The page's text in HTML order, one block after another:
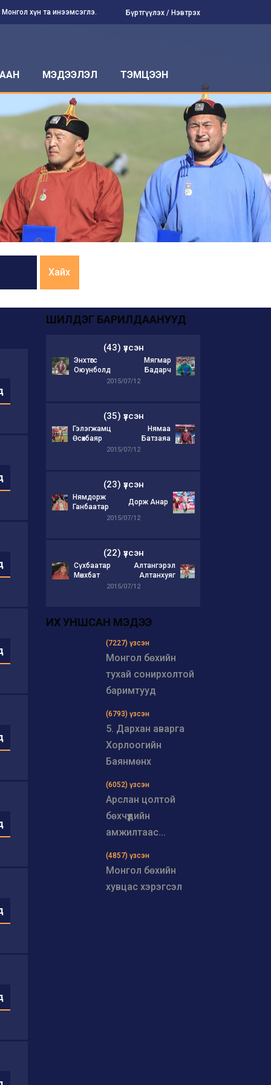
МЭДЭЭЛЭЛ ТЭМЦЭЭН
Монгол хүн та инээмсэглэ. Бүртгүүлэх Нэвтрэх
Хайх
ШИЛДЭГ БАРИЛДААНУУД
(43) үзсэн
Энхтөгс
Оюунболд
Мягмар
Бадарч
2015/07/12
(35) үзсэн
Гэлэгжамц
Өсөхбаяр
Нямаа
Батзаяа
2015/07/12
(23) үзсэн
Нямдорж
Ганбаатар
Дорж Анар
2015/07/12
(22) үзсэн
Сүхбаатар
Мөнхбат
Алтангэрэл
Алтанхуяг
2015/07/12
ИХ УНШСАН МЭДЭЭ
(7227) үзсэн
Монгол бөхийн
тухай сонирхолтой
баримтууд
(6793) үзсэн
5. Дархан аварга
Хорлоогийн
Баянмөнх
(6052) үзсэн
Арслан цолтой
бөхчүүдийн
амжилтаас...
(4857) үзсэн
Монгол бөхийн
хувцас хэрэгсэл